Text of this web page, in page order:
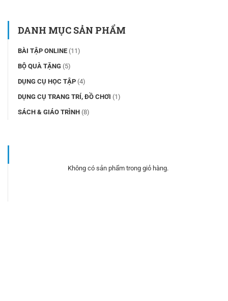
DANH MỤC SẢN PHẨM
BÀI TẬP ONLINE (11)
BỘ QUÀ TẶNG (5)
DỤNG CỤ HỌC TẬP (4)
DỤNG CỤ TRANG TRÍ, ĐỒ CHƠI (1)
SÁCH & GIÁO TRÌNH (8)
Không có sản phẩm trong giỏ hàng.